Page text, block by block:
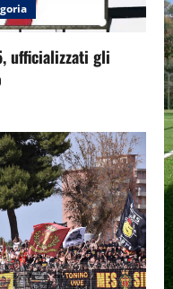
ufficializzati gli